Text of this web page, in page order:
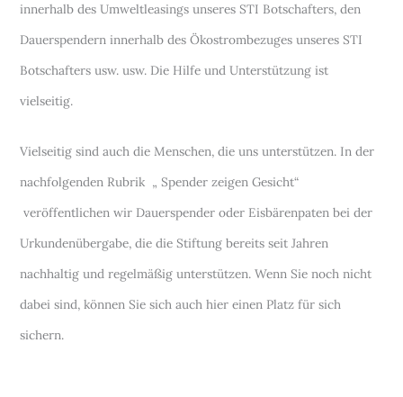
innerhalb des Umweltleasings unseres STI Botschafters, den
Dauerspendern innerhalb des Ökostrombezuges unseres STI
Botschafters usw. usw. Die Hilfe und Unterstützung ist
vielseitig.
Vielseitig sind auch die Menschen, die uns unterstützen. In der
nachfolgenden Rubrik „ Spender zeigen Gesicht“
veröffentlichen wir Dauerspender oder Eisbärenpaten bei der
Urkundenübergabe, die die Stiftung bereits seit Jahren
nachhaltig und regelmäßig unterstützen. Wenn Sie noch nicht
dabei sind, können Sie sich auch hier einen Platz für sich
sichern.